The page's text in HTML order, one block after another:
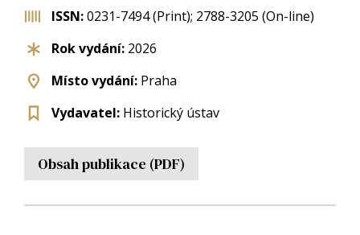
ISSN:0231-7494 (Print); 2788-3205 (On-line)
Rok vydání: 2026
Místo vydání: Praha
Vydavatel: Historický ústav
Obsah publikace (PDF)